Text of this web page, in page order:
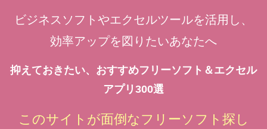
ビジネスソフトやエクセルツールを活用し、
効率アップを図りたいあなたへ
抑えておきたい、おすすめフリーソフト＆エクセル
アプリ300選
このサイトが面倒なフリーソフト探し